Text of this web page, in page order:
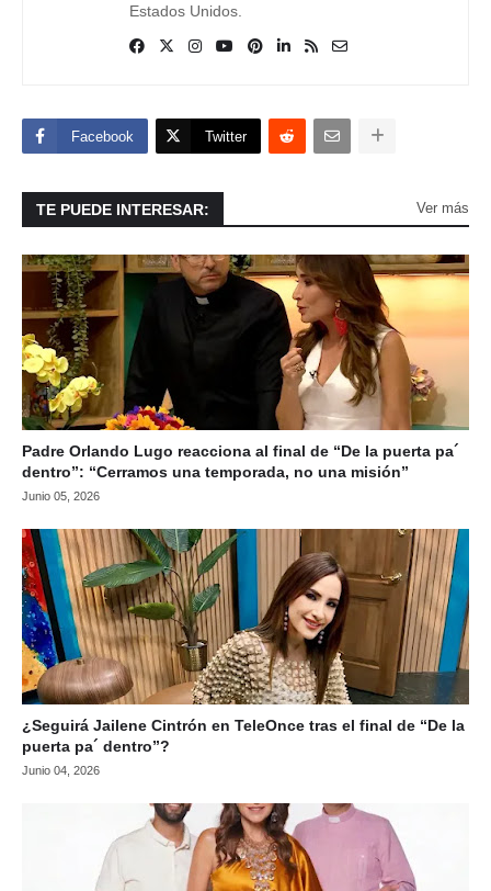
Estados Unidos.
Facebook Twitter
TE PUEDE INTERESAR: Ver más
Padre Orlando Lugo reacciona al final de “De la puerta pa´
dentro”: “Cerramos una temporada, no una misión”
Junio 05, 2026
¿Seguirá Jailene Cintrón en TeleOnce tras el final de “De la
puerta pa´ dentro”?
Junio 04, 2026